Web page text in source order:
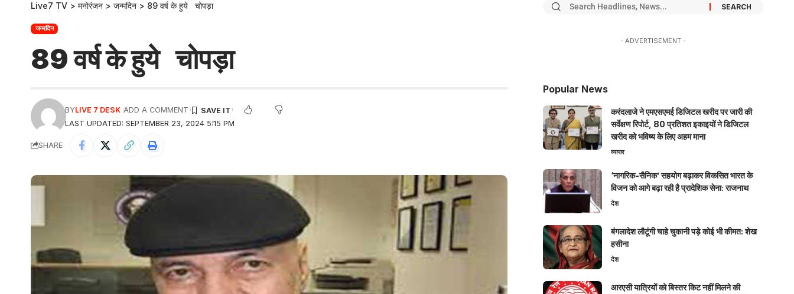
Live7 TV > मनोरंजन > जन्मदिन > 89 वर्ष के हुये चोपड़ा
जन्मदिन
89 वर्ष के हुये चोपड़ा
LAST UPDATED: SEPTEMBER 23, 2024 5:15 PM
BYLIVE 7 DESK ADD A COMMENT
SHARE
- ADVERTISEMENT -
Popular News
करंदलाजे ने एमएसएमई डिजिटल खरीद पर जारी की
सर्वेक्षण रिपोर्ट, 80 प्रतिशत इकाइयों ने डिजिटल
खरीद को भविष्य के लिए अहम माना
व्यापार
‘नागरिक-सैनिक’ सहयोग बढ़ाकर विकसित भारत के
विजन को आगे बढ़ा रही है प्रादेशिक सेना: राजनाथ
देश
बंगलादेश लौटूंगी चाहे चुकानी पड़े कोई भी कीमत: शेख
हसीना
देश
आरएसी यात्रियों को बिस्तर किट नहीं मिलने की